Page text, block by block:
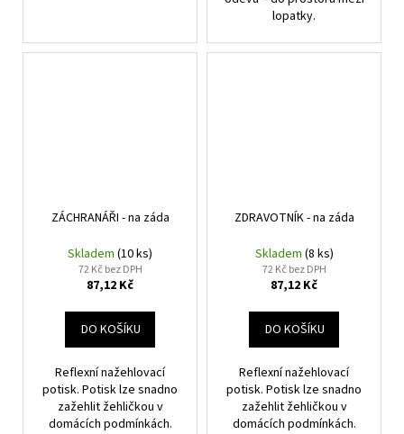
lopatky.
ZÁCHRANÁŘI - na záda
Skladem (10 ks)
72 Kč bez DPH
87,12 Kč
DO KOŠÍKU
Reflexní nažehlovací
potisk. Potisk lze snadno
zažehlit žehličkou v
domácích podmínkách.
ZDRAVOTNÍK - na záda
Skladem (8 ks)
72 Kč bez DPH
87,12 Kč
DO KOŠÍKU
Reflexní nažehlovací
potisk. Potisk lze snadno
zažehlit žehličkou v
domácích podmínkách.